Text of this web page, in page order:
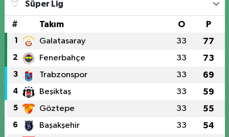
Süper Lig
# Takım O P
1 Galatasaray 33 77
2 Fenerbahçe 33 73
3 Trabzonspor 33 69
4 Beşiktaş 33 59
5 Göztepe 33 55
6 Başakşehir 33 54